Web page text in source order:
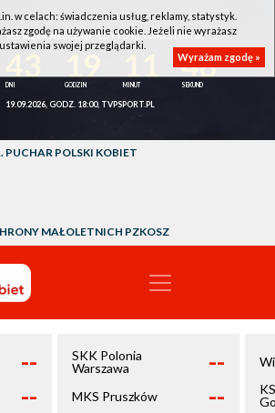
1KS ŚLĘZA WROCŁAW - LOTTO AZS UMCS LUBLIN
48
19.09.2026, GODZ. 18:00, TVPSPORT.PL
PUCHAR POLSKI KOBIET
MAŁOLETNICH PZKOSZ
--
--
SKK Polonia
Warszawa
--
MKS Pruszków --
w celach: świadczenia usług, reklamy, statystyk.
zgodę na używanie cookie. Jeżeli nie wyrażasz
swojej przeglądarki.
Wyrażam zgodę »